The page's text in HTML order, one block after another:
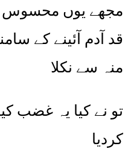
مجھے یوں محسوس
قد آدم آئینے کے
منہ سے نکلا
تو نے کیا یہ غضب
کردیا